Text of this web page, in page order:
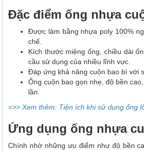
Đặc điểm ống nhựa
Được làm bằng nhựa poly 100%
chế.
Kích thước miệng ống, chiều dài
cầu sử dụng của nhiều lĩnh vực.
Đáp ứng khả năng cuộn bao bì với
Ống cuộn bao gọn nhẹ, độ bền
lần.
=>> Xem thêm: Tiện ích khi sử dụng ống
Ứng dụng ống nhựa
Chính nhờ những ưu điểm như độ bền